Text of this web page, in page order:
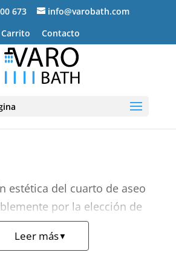
673
info@varobath.com
Carrito
Contacto
de baño modernos
estética del cuarto de aseo
por la elección de
modernosque reflejen
más limpias y actuales del
Leer más▼